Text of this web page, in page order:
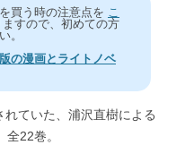
買う時の注意点を こ
すので、初めての方
。
の漫画とライトノベ
ていた、浦沢直樹による
22巻。